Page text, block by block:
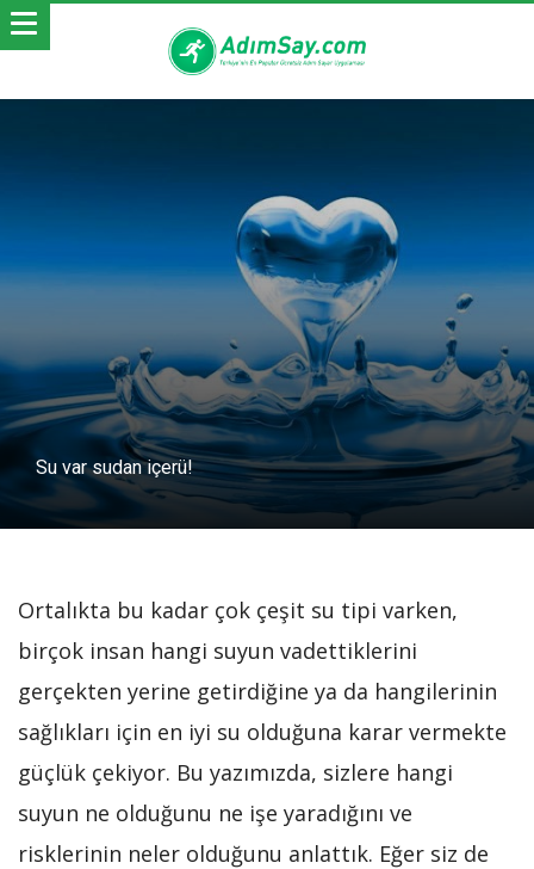
Su var sudan içerü!
Ortalıkta bu kadar çok çeşit su tipi varken,
birçok insan hangi suyun vadettiklerini
gerçekten yerine getirdiğine ya da hangilerinin
sağlıkları için en iyi su olduğuna karar vermekte
güçlük çekiyor. Bu yazımızda, sizlere hangi
suyun ne olduğunu ne işe yaradığını ve
risklerinin neler olduğunu anlattık. Eğer siz de